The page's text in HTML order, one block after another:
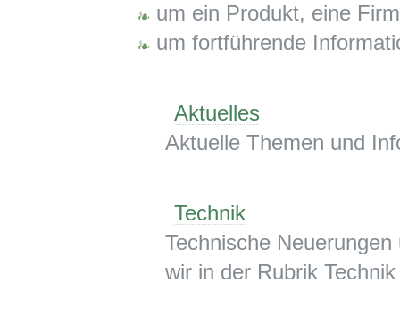
um ein Produkt, eine
um fortführende
Aktuelles
Aktuelle Themen und
Technik
Technische
wir in der Rubrik